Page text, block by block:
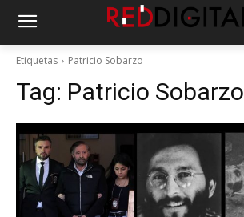
Etiquetas Patricio Sobarzo
Tag: Patricio Sobarzo